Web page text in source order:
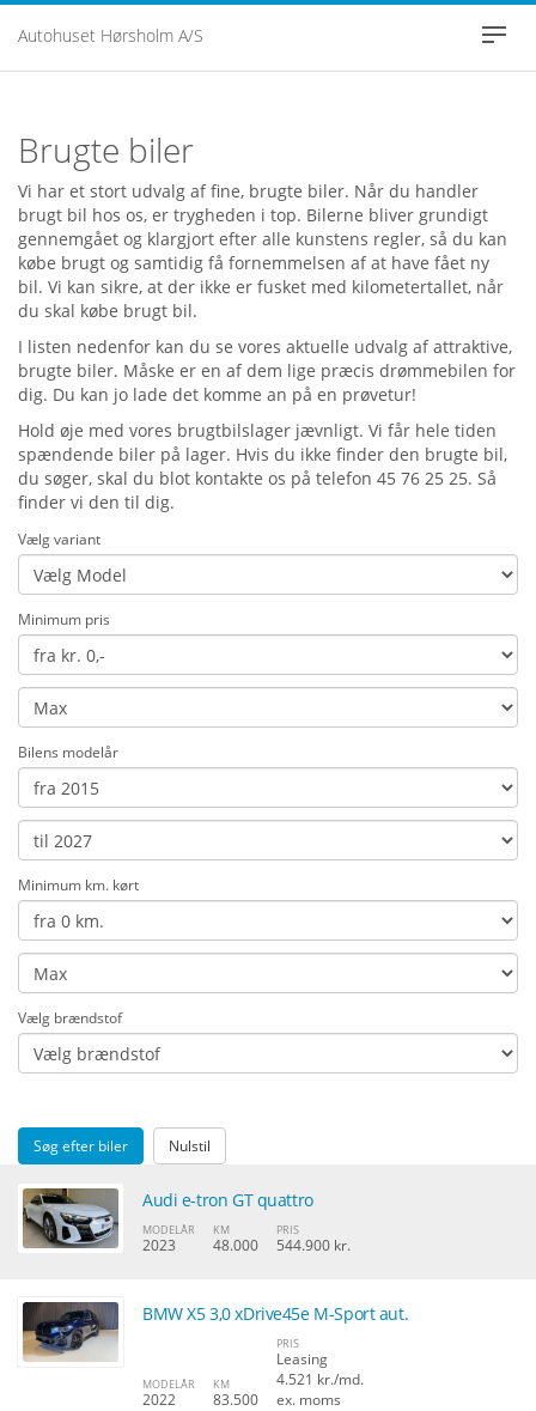
BRUGTE BILER
SKADECENTER
JOB OG
Autohuset Hørsholm A/S
Brugte biler
Vi har et stort udvalg af fine, brugte biler. Når du handler
brugt bil hos os, er trygheden i top. Bilerne bliver grundigt
gennemgået og klargjort efter alle kunstens regler, så du kan
købe brugt og samtidig få fornemmelsen af at have fået ny
bil. Vi kan sikre, at der ikke er fusket med kilometertallet, når
du skal købe brugt bil.
I listen nedenfor kan du se vores aktuelle udvalg af attraktive,
brugte biler. Måske er en af dem lige præcis drømmebilen for
dig. Du kan jo lade det komme an på en prøvetur!
Hold øje med vores brugtbilslager jævnligt. Vi får hele tiden
spændende biler på lager. Hvis du ikke finder den brugte bil,
du søger, skal du blot kontakte os på telefon 45 76 25 25. Så
finder vi den til dig.
Vælg variant
Minimum pris
Bilens modelår
Minimum km. kørt
Vælg brændstof
Søg efter biler Nulstil
Audi e-tron GT quattro
MODELÅR
2023
KM
48.000
PRIS
544.900 kr.
BMW X5 3,0 xDrive45e M-Sport aut.
MODELÅR
2022
KM
83.500
PRIS
Leasing
4.521 kr./md.
ex. moms